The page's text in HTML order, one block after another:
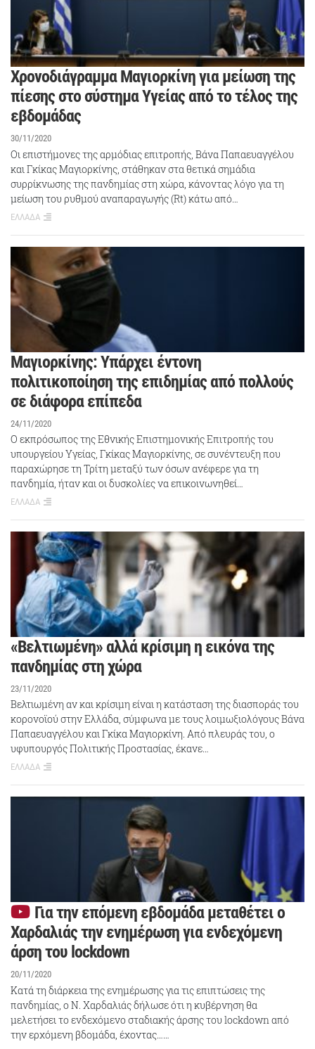
Χρονοδιάγραμμα Μαγιορκίνη για μείωση της
πίεσης στο σύστημα Υγείας από το τέλος της
εβδομάδας
30/11/2020
Οι επιστήμονες της αρμόδιας επιτροπής, Βάνα Παπαευαγγέλου
και Γκίκας Μαγιορκίνης, στάθηκαν στα θετικά σημάδια
συρρίκνωσης της πανδημίας στη χώρα, κάνοντας λόγο για τη
μείωση του ρυθμού αναπαραγωγής (Rt) κάτω από…
ΕΛΛΑΔΑ
Μαγιορκίνης: Υπάρχει έντονη
πολιτικοποίηση της επιδημίας από πολλούς
σε διάφορα επίπεδα
24/11/2020
Ο εκπρόσωπος της Εθνικής Επιστημονικής Επιτροπής του
υπουργείου Υγείας, Γκίκας Μαγιορκίνης, σε συνέντευξη που
παραχώρησε τη Τρίτη μεταξύ των όσων ανέφερε για τη
πανδημία, ήταν και οι δυσκολίες να επικοινωνηθεί…
ΕΛΛΑΔΑ
«Βελτιωμένη» αλλά κρίσιμη η εικόνα της
πανδημίας στη χώρα
23/11/2020
Βελτιωμένη αν και κρίσιμη είναι η κατάσταση της διασποράς του
κορονοϊού στην Ελλάδα, σύμφωνα με τους λοιμωξιολόγους Βάνα
Παπαευαγγέλου και Γκίκα Μαγιορκίνη. Από πλευράς του, ο
υφυπουργός Πολιτικής Προστασίας, έκανε…
ΕΛΛΑΔΑ
Για την επόμενη εβδομάδα μεταθέτει ο
Χαρδαλιάς την ενημέρωση για ενδεχόμενη
άρση του lockdown
20/11/2020
Κατά τη διάρκεια της ενημέρωσης για τις επιπτώσεις της
πανδημίας, ο Ν. Χαρδαλιάς δήλωσε ότι η κυβέρνηση θα
μελετήσει το ενδεχόμενο σταδιακής άρσης του lockdown από
την ερχόμενη βδομάδα, έχοντας……